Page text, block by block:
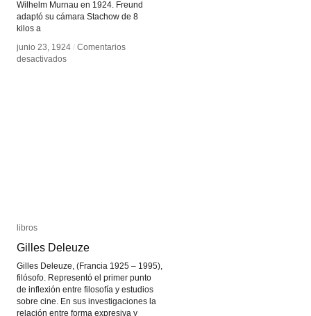
Wilhelm Murnau en 1924. Freund
adaptó su cámara Stachow de 8
kilos a
junio 23, 1924 / Comentarios
desactivadosen
junio 23, 1924 / Comentarios
desactivadosen
libros
Gilles Deleuze
Gilles Deleuze, (Francia 1925 – 1995),
filósofo. Representó el primer punto
de inflexión entre filosofía y estudios
sobre cine. En sus investigaciones la
relación entre forma expresiva y
libros
Gilles Deleuze